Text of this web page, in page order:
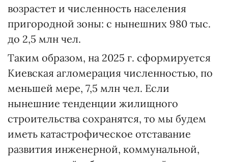
возрастет и численность населения
пригородной зоны: с нынешних 980 тыс.
до 2,5 млн чел.
Таким образом, на 2025 г. сформируется
Киевская агломерация численностью, по
меньшей мере, 7,5 млн чел. Если
нынешние тенденции жилищного
строительства сохранятся, то мы будем
иметь катастрофическое отставание
развития инженерной, коммунальной,